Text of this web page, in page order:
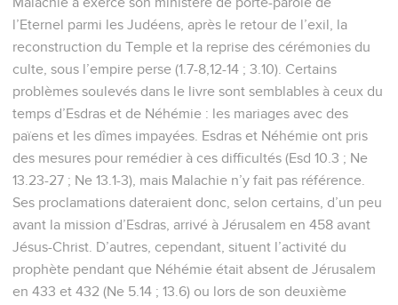
l’Eternel parmi les Judéens, après le retour de l’exil, la
reconstruction du Temple et la reprise des cérémonies du
culte, sous l’empire perse (1.7-8,12-14 ; 3.10). Certains
problèmes soulevés dans le livre sont semblables à ceux du
temps d’Esdras et de Néhémie : les mariages avec des
païens et les dîmes impayées. Esdras et Néhémie ont pris
des mesures pour remédier à ces difficultés (Esd 10.3 ; Ne
13.23-27 ; Ne 13.1-3), mais Malachie n’y fait pas référence.
Ses proclamations dateraient donc, selon certains, d’un peu
avant la mission d’Esdras, arrivé à Jérusalem en 458 avant
Jésus-Christ. D’autres, cependant, situent l’activité du
prophète pendant que Néhémie était absent de Jérusalem
en 433 et 432 (Ne 5.14 ; 13.6) ou lors de son deuxième